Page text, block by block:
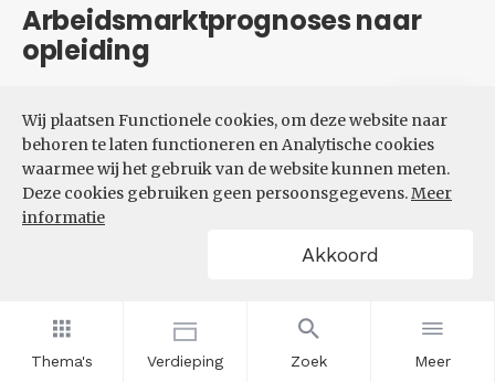
Thema's Verdieping Zoek Meer
Wij plaatsen Functionele cookies, om deze website naar
behoren te laten functioneren en Analytische cookies
waarmee wij het gebruik van de website kunnen meten.
Deze cookies gebruiken geen persoonsgegevens.Meer
informatie
Akkoord
Arbeidsmarktprognoses naar
opleiding
VERWACHTE UITBREIDINGS-
EN VERVANGINGSVRAAG NAAR
OPLEIDINGSNIVEAU
Filters